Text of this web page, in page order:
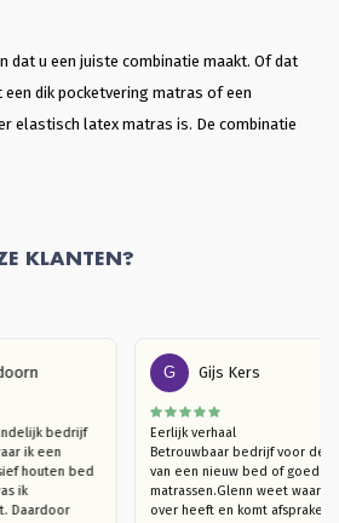
dat u een juiste combinatie maakt. Of dat
dik pocketvering matras of een
elastisch latex matras is. De combinatie
KLANTEN?
bedrijf
waar ik een
houten bed
was ik
Daardoor
G Gijs Kers
Eerlijk verhaal
Betrouwbaar bedrijf voor
van een nieuw bed of
matrassen.Glenn weet
over heeft en komt